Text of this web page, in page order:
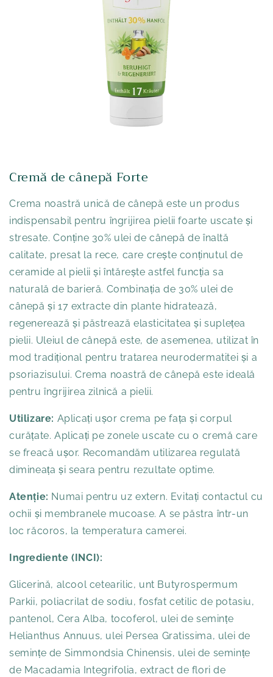
Cremă de cânepă Forte
Crema noastră unică de cânepă este un produs
indispensabil pentru îngrijirea pielii foarte uscate și
stresate. Conține 30% ulei de cânepă de înaltă
calitate, presat la rece, care crește conținutul de
ceramide al pielii și întărește astfel funcția sa
naturală de barieră. Combinația de 30% ulei de
cânepă și 17 extracte din plante hidratează,
regenerează și păstrează elasticitatea și suplețea
pielii. Uleiul de cânepă este, de asemenea, utilizat în
mod tradițional pentru tratarea neurodermatitei și a
psoriazisului. Crema noastră de cânepă este ideală
pentru îngrijirea zilnică a pielii.
Utilizare: Aplicați ușor crema pe fața și corpul
curățate. Aplicați pe zonele uscate cu o cremă care
se freacă ușor. Recomandăm utilizarea regulată
dimineața și seara pentru rezultate optime.
Atenție: Numai pentru uz extern. Evitați contactul cu
ochii și membranele mucoase. A se păstra într-un
loc răcoros, la temperatura camerei.
Ingrediente (INCI):
Glicerină, alcool cetearilic, unt Butyrospermum
Parkii, poliacrilat de sodiu, fosfat cetilic de potasiu,
pantenol, Cera Alba, tocoferol, ulei de semințe
Helianthus Annuus, ulei Persea Gratissima, ulei de
semințe de Simmondsia Chinensis, ulei de semințe
de Macadamia Integrifolia, extract de flori de